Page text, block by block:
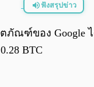
ฟังสรุปข่าว
ภัณฑ์ของ Google
BTC